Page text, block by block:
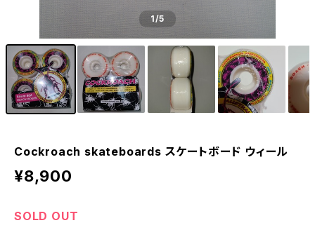
1/5
Cockroach skateboards スケートボード ウィール
¥8,900
SOLD OUT